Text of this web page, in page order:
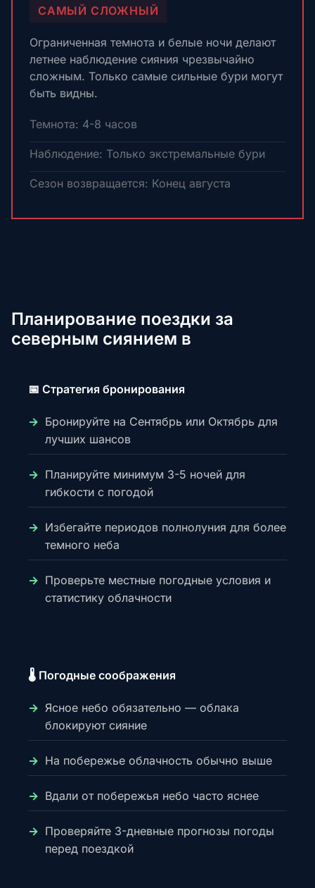
САМЫЙ СЛОЖНЫЙ
Ограниченная темнота и белые ночи делают
летнее наблюдение сияния чрезвычайно
сложным. Только самые сильные бури могут
быть видны.
Темнота: 4-8 часов
Наблюдение: Только экстремальные бури
Сезон возвращается: Конец августа
Планирование поездки за
северным сиянием в
📅 Стратегия бронирования
Бронируйте на Сентябрь или Октябрь для
лучших шансов
Планируйте минимум 3-5 ночей для
гибкости с погодой
Избегайте периодов полнолуния для более
темного неба
Проверьте местные погодные условия и
статистику облачности
🌡️ Погодные соображения
Ясное небо обязательно — облака
блокируют сияние
На побережье облачность обычно выше
Вдали от побережья небо часто яснее
Проверяйте 3-дневные прогнозы погоды
перед поездкой